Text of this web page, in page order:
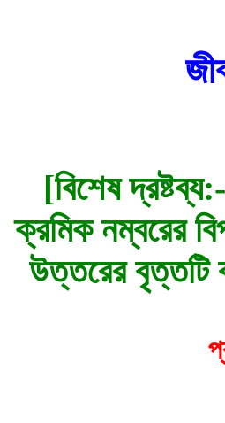
[বিশেষ
ক্রমিক নম্বরের
উত্তরের বৃত্তটি